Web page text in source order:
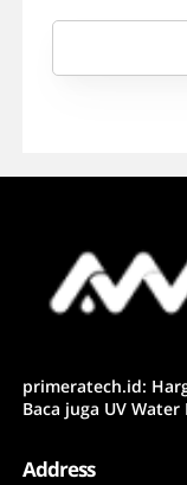
primeratech.id:
Baca juga UV
Address